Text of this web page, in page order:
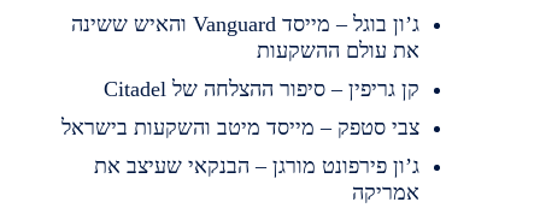
ג’ון בוגל – מייסד Vanguard והאיש ששינה
את עולם ההשקעות
קן גריפין – סיפור ההצלחה של Citadel
צבי סטפק – מייסד מיטב והשקעות בישראל
ג’ון פירפונט מורגן – הבנקאי שעיצב את
אמריקה